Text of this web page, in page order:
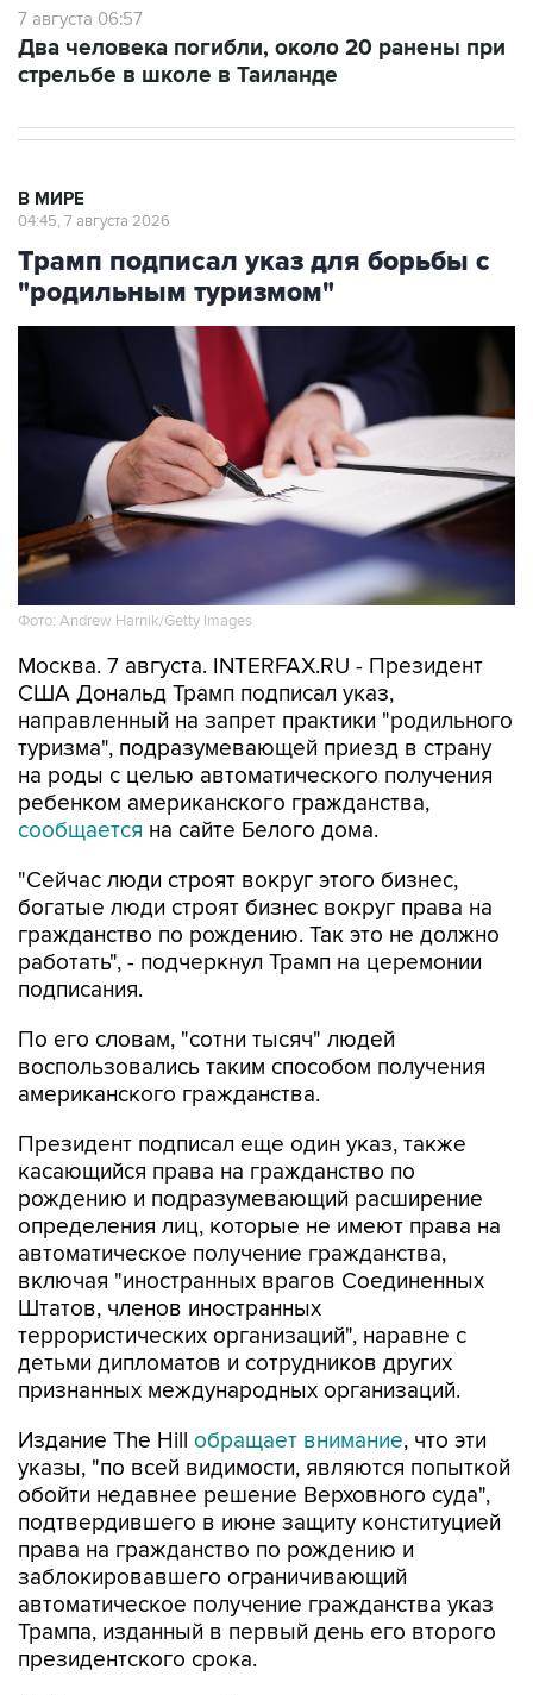
7 августа 06:57
Два человека погибли, около 20 ранены при
стрельбе в школе в Таиланде
В МИРЕ
04:45, 7 августа 2026
Трамп подписал указ для борьбы с
"родильным туризмом"
Фото: Andrew Harnik/Getty Images
Москва. 7 августа. INTERFAX.RU - Президент
США Дональд Трамп подписал указ,
направленный на запрет практики "родильного
туризма", подразумевающей приезд в страну
на роды с целью автоматического получения
ребенком американского гражданства,
сообщается на сайте Белого дома.
"Сейчас люди строят вокруг этого бизнес,
богатые люди строят бизнес вокруг права на
гражданство по рождению. Так это не должно
работать", - подчеркнул Трамп на церемонии
подписания.
По его словам, "сотни тысяч" людей
воспользовались таким способом получения
американского гражданства.
Президент подписал еще один указ, также
касающийся права на гражданство по
рождению и подразумевающий расширение
определения лиц, которые не имеют права на
автоматическое получение гражданства,
включая "иностранных врагов Соединенных
Штатов, членов иностранных
террористических организаций", наравне с
детьми дипломатов и сотрудников других
признанных международных организаций.
Издание The Hill обращает внимание, что эти
указы, "по всей видимости, являются попыткой
обойти недавнее решение Верховного суда",
подтвердившего в июне защиту конституцией
права на гражданство по рождению и
заблокировавшего ограничивающий
автоматическое получение гражданства указ
Трампа, изданный в первый день его второго
президентского срока.